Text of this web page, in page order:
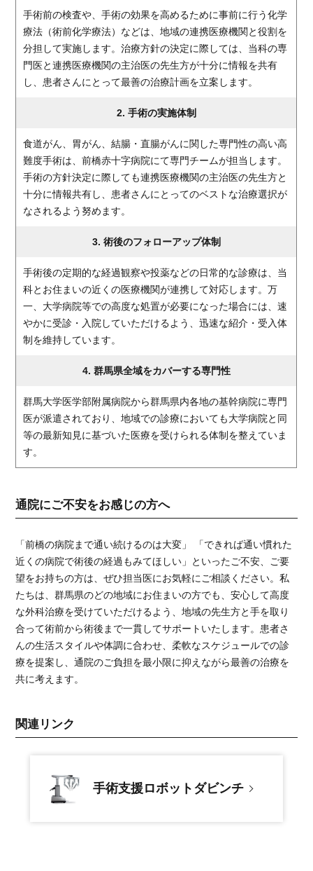
手術前の検査や、手術の効果を高めるために事前に行う化学
療法（術前化学療法）などは、地域の連携医療機関と役割を
分担して実施します。治療方針の決定に際しては、当科の専
門医と連携医療機関の主治医の先生方が十分に情報を共有
し、患者さんにとって最善の治療計画を立案します。
2. 手術の実施体制
食道がん、胃がん、結腸・直腸がんに関した専門性の高い高
難度手術は、前橋赤十字病院にて専門チームが担当します。
手術の方針決定に際しても連携医療機関の主治医の先生方と
十分に情報共有し、患者さんにとってのベストな治療選択が
なされるよう努めます。
3. 術後のフォローアップ体制
手術後の定期的な経過観察や投薬などの日常的な診療は、当
科とお住まいの近くの医療機関が連携して対応します。万
一、大学病院等での高度な処置が必要になった場合には、速
やかに受診・入院していただけるよう、迅速な紹介・受入体
制を維持しています。
4. 群馬県全域をカバーする専門性
群馬大学医学部附属病院から群馬県内各地の基幹病院に専門
医が派遣されており、地域での診療においても大学病院と同
等の最新知見に基づいた医療を受けられる体制を整えていま
す。
通院にご不安をお感じの方へ
「前橋の病院まで通い続けるのは大変」 「できれば通い慣れた
近くの病院で術後の経過もみてほしい」といったご不安、ご要
望をお持ちの方は、ぜひ担当医にお気軽にご相談ください。私
たちは、群馬県のどの地域にお住まいの方でも、安心して高度
な外科治療を受けていただけるよう、地域の先生方と手を取り
合って術前から術後まで一貫してサポートいたします。患者さ
んの生活スタイルや体調に合わせ、柔軟なスケジュールでの診
療を提案し、通院のご負担を最小限に抑えながら最善の治療を
共に考えます。
関連リンク
手術支援ロボットダビンチ